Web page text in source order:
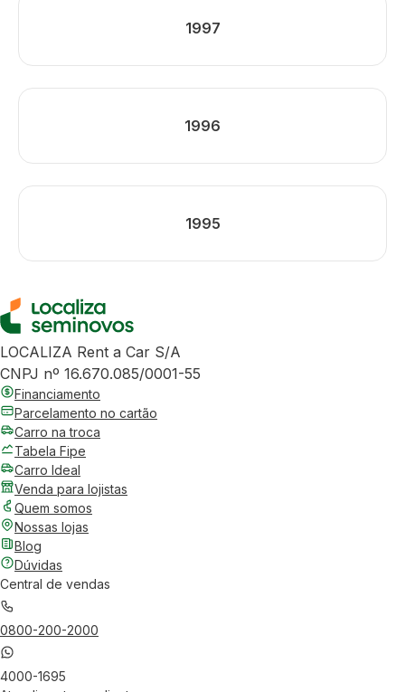
1997
1996
1995
LOCALIZA Rent a Car S/A
CNPJ nº 16.670.085/0001-55
Financiamento
Parcelamento no cartão
Carro na troca
Tabela Fipe
Carro Ideal
Venda para lojistas
Quem somos
Nossas lojas
Blog
Dúvidas
Central de vendas
0800-200-2000
4000-1695